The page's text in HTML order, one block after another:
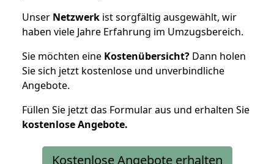
Unser Netzwerk ist sorgfältig ausgewählt, wir
haben viele Jahre Erfahrung im Umzugsbereich.
Sie möchten eine Kostenübersicht? Dann holen
Sie sich jetzt kostenlose und unverbindliche
Angebote.
Füllen Sie jetzt das Formular aus und erhalten Sie
kostenloseAngebote.
Kostenlose Angebote erhalten